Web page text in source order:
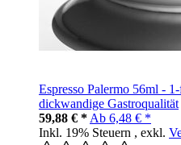
Espresso Palermo 56ml -
dickwandige Gastroqualität
59,88 € * Ab 6,48 € *
Inkl. 19% Steuern , exkl.